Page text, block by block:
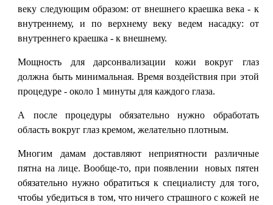
веку следующим образом: от внешнего краешка века - к
внутреннему, и по верхнему веку ведем насадку: от
внутреннего краешка - к внешнему.
Мощность для дарсонвализации кожи вокруг глаз
должна быть минимальная. Время воздействия при этой
процедуре - около 1 минуты для каждого глаза.
А после процедуры обязательно нужно обработать
область вокруг глаз кремом, желательно плотным.
Многим дамам доставляют неприятности различные
пятна на лице. Вообще-то, при появлении новых пятен
обязательно нужно обратиться к специалисту для того,
чтобы убедиться в том, что ничего страшного с кожей не